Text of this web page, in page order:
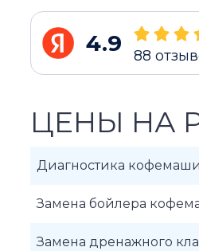
4.9 88
ЦЕНЫ НА
Диагностика
Замена бойлера
Замена дренажного